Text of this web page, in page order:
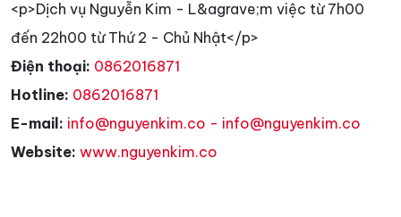
<p>Dịch vụ Nguyễn Kim - L&agrave;m việc từ 7h00
đến 22h00 từ Thứ 2 - Chủ Nhật</p>
Điện thoại: 0862016871
Hotline: 0862016871
E-mail: info@nguyenkim.co - info@nguyenkim.co
Website: www.nguyenkim.co